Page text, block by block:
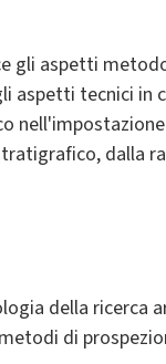
gli aspetti
aspetti tecnici in
dalla
della ricerca
di